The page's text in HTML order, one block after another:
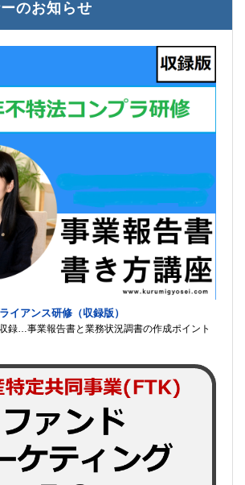
のお知らせ
イアンス研修（収録版）
録…事業報告書と業務状況調書の作成ポイント